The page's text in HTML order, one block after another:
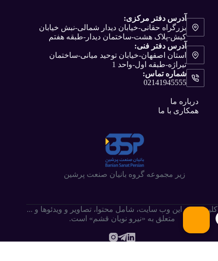
آدرس دفتر مرکزی:
بزرگراه حقانی-خیابان دیدار شمالی-نبش خیابان
کیش-پلاک هشت-ساختمان دیدار-طبقه هفتم
آدرس دفتر فنی:
استان اصفهان-خیابان توحید میانی-ساختمان
تیراژه-طبقه اول-واحد 1
شماره تماس:
02141945555
درباره ما
همکاری با ما
زیر مجموعه گروه بانیان صنعت پرشین
کلیه حقوق این وب سایت،‌ شامل محتوا، تصاویر و ویدئوها و ...
متعلق به «نیرو نویان قشم» است.